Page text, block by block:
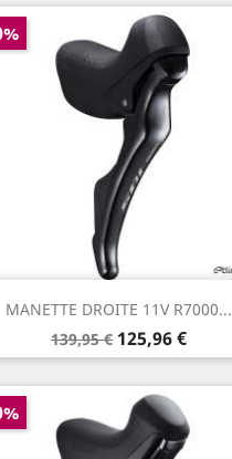
MANETTE DROITE 11V R7000...
Prix
de
base
139,95 € Prix
125,96 €
Aperçu rapide